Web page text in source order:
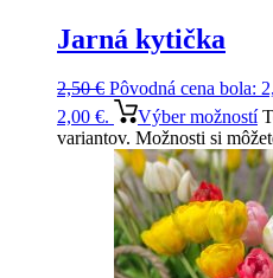
Jarná kytička
2,50€ Pôvodná cena bola:
2,00 €.
Výber možností
variantov. Možnosti si